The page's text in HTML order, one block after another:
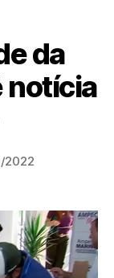
da
notícia
2022